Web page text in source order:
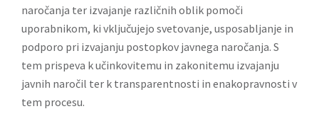
naročanja ter izvajanje različnih oblik pomoči
uporabnikom, ki vključujejo svetovanje, usposabljanje in
podporo pri izvajanju postopkov javnega naročanja. S
tem prispeva k učinkovitemu in zakonitemu izvajanju
javnih naročil ter k transparentnosti in enakopravnosti v
tem procesu.